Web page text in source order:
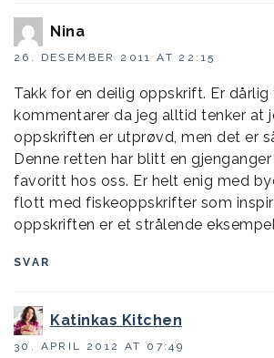
Nina
26. DESEMBER 2011 AT 22:15
Takk for en deilig oppskrift. Er
kommentarer da jeg alltid tenker at
oppskriften er utprøvd, men det er
Denne retten har blitt en
favoritt hos oss. Er helt enig med
flott med fiskeoppskrifter som
oppskriften er et strålende
SVAR
Katinkas Kitchen
30. APRIL 2012 AT 07:49